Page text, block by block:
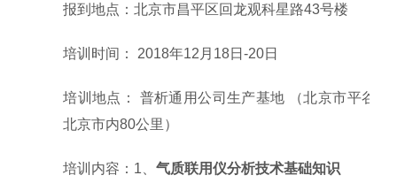
报到地点：北京市昌平区回龙观科星路43号楼
培训时间： 2018年12月18日-20日
培训地点： 普析通用公司生产基地
（北京市平谷区
北京市内80公里）
培训内容： 1、气质联用仪分析技术基础知识